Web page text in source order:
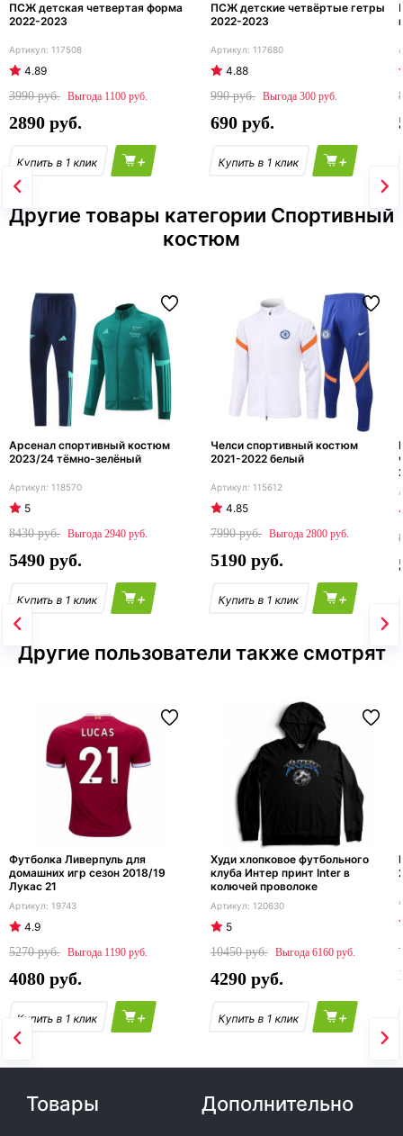
ПСЖ детская четвертая форма
2022-2023
117508
4.89
3990
1100
2890
+
ПСЖ детские четвёртые гетры
2022-2023
117680
4.88
990
300
690
+
Другие товары категории Спортивный
костюм
Арсенал спортивный костюм
2023/24 тёмно-зелёный
118570
5
8430
2940
5490
+
Челси спортивный костюм
2021-2022 белый
115612
4.85
7990
2800
5190
+
Другие пользователи также смотрят
Футболка Ливерпуль для
домашних игр сезон 2018/19
Лукас 21
19743
4.9
5270
1190
4080
+
Худи хлопковое футбольного
клуба Интер принт Inter в
колючей проволоке
120630
5
10450
6160
4290
+
Товары Дополнительно